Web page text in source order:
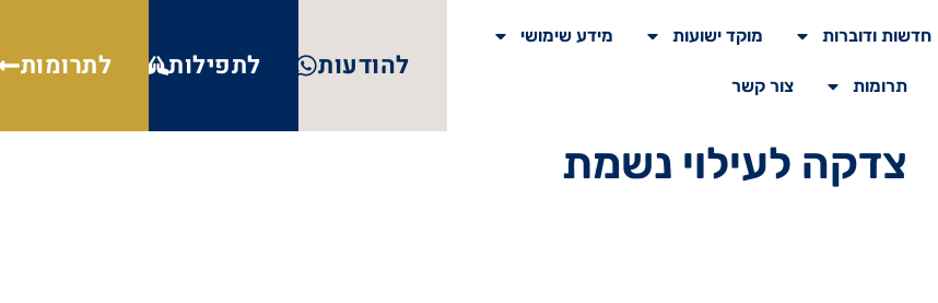
חדשות ודוברות מוקד ישועות מידע שימושי
תרומות צור קשר
להודעות לתפילות לתרומות
צדקה לעילוי נשמת